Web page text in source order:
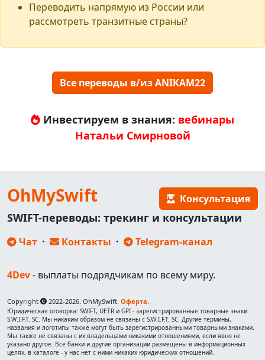
Переводить напрямую из России или
рассмотреть транзитные страны?
Все переводы в/из ANIKAM22
Инвестируем в знания: вебинары
Натальи Смирновой
OhMySwift Консультация
SWIFT-переводы: трекинг и консультации
Чат · Контакты · Telegram-канал
4Dev- выплаты подрядчикам по всему миру.
Copyright 2022-2026. OhMySwift. Оферта.
Юридическая оговорка: SWIFT, UETR и GPI - зарегистрированные товарные знаки
S.W.I.F.T. SC. Мы никаким образом не связаны с S.W.I.F.T. SC. Другие термины,
названия и логотипы также могут быть зарегистрированными товарными знаками.
Мы также не связаны с их владельцами никакими отношениями, если явно не
указано другое. Все банки и другие организации размещены в информационных
целях, в каталоге - у нас нет с ними никаких юридических отношений.